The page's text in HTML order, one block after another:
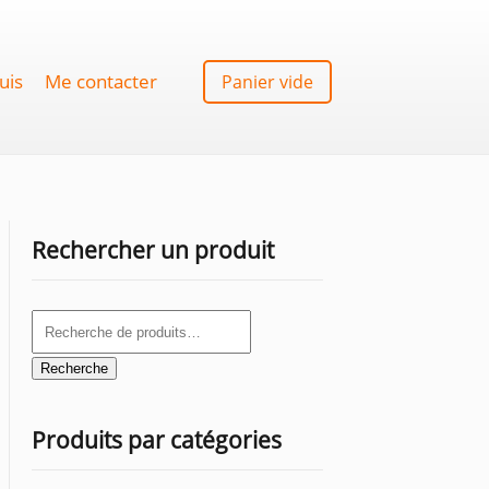
Panier vide
Me contacter
Rechercher un produit
Recherche
pour :
Recherche
Produits par catégories